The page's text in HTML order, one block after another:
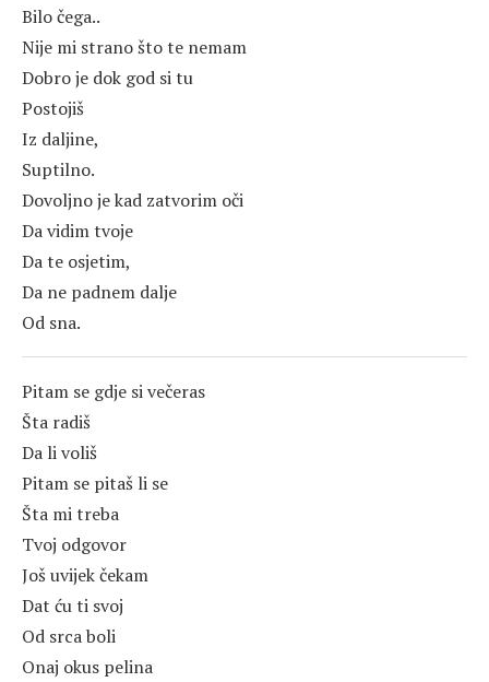
Bilo čega..
Nije mi strano što te nemam
Dobro je dok god si tu
Postojiš
Iz daljine,
Suptilno.
Dovoljno je kad zatvorim oči
Da vidim tvoje
Da te osjetim,
Da ne padnem dalje
Od sna.
Pitam se gdje si večeras
Šta radiš
Da li voliš
Pitam se pitaš li se
Šta mi treba
Tvoj odgovor
Još uvijek čekam
Dat ću ti svoj
Od srca boli
Onaj okus pelina